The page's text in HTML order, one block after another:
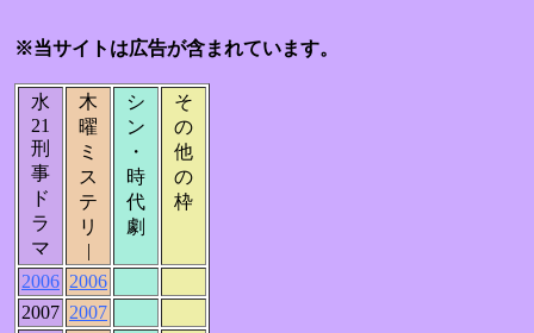
※当サイトは広告が含まれています。
水
21
刑
事
ド
ラ
マ
木
曜
ミ
ス
テ
リ
|
シ
ン
・
時
代
劇
そ
の
他
の
枠
2006 2006
2007 2007